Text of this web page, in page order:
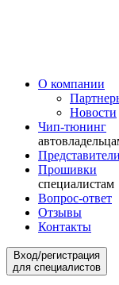
О компании
Новости
Чип-тюнинг
Представители
Прошивки
специалистам
Вопрос-ответ
Отзывы
Контакты
Вход/регистрация
для специалистов